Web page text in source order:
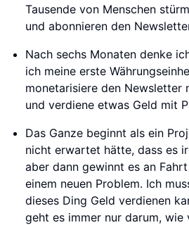
Tausende von Menschen
und abonnieren den
Nach sechs Monaten denke
ich meine erste
monetarisiere den Newsletter
und verdiene etwas Geld mit
Das Ganze beginnt als ein
nicht erwartet hätte, dass es
aber dann gewinnt es an
einem neuen Problem. Ich
dieses Ding Geld verdienen
geht es immer nur darum, wie